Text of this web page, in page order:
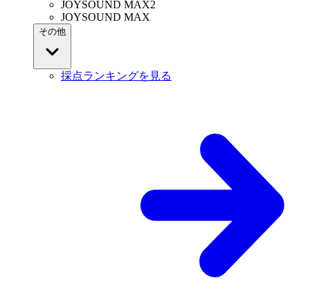
JOYSOUND MAX2
JOYSOUND MAX
その他
採点ランキングを見る